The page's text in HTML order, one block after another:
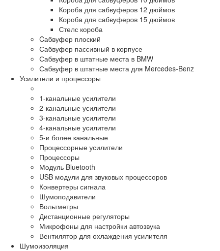
Короба для сабвуферов 12 дюймов
Короба для сабвуферов 15 дюймов
Стелс короба
Cабвуфер плоский
Сабвуфер пассивный в корпусе
Сабвуфер в штатные места в BMW
Сабвуфер в штатные места для Mercedes-Benz
Усилители и процессоры
1-канальные усилители
2-канальные усилители
3-канальные усилители
4-канальные усилители
5-и более канальные
Процессорные усилители
Процессоры
Модуль Bluetooth
USB модули для звуковых процессоров
Конвертеры сигнала
Шумоподавители
Вольтметры
Дистанционные регуляторы
Микрофоны для настройки автозвука
Вентилятор для охлаждения усилителя
Шумоизоляция